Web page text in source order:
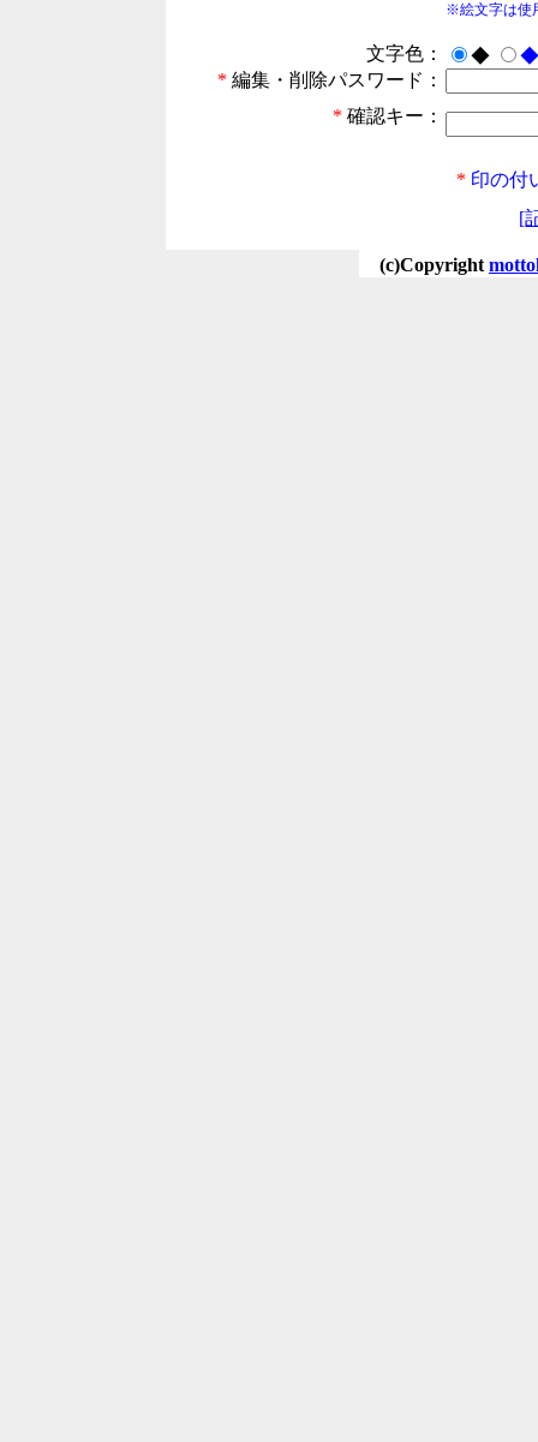
※絵文字は使
文字色： ◆
◆
* 編集・削除パスワード：
* 確認キー：
* 印の付
[
(c)Copyright